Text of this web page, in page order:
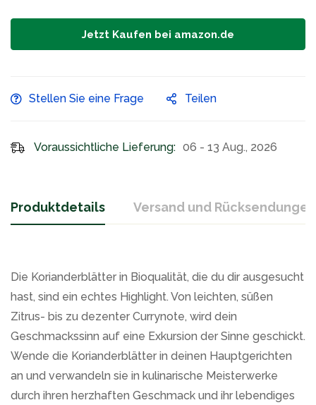
Jetzt Kaufen bei amazon.de
Stellen Sie eine Frage Teilen
Voraussichtliche Lieferung: 06 - 13 Aug., 2026
Produktdetails Versand und Rücksendungen
Die Korianderblätter in Bioqualität, die du dir ausgesucht
hast, sind ein echtes Highlight. Von leichten, süßen
Zitrus- bis zu dezenter Currynote, wird dein
Geschmackssinn auf eine Exkursion der Sinne geschickt.
Wende die Korianderblätter in deinen Hauptgerichten
an und verwandeln sie in kulinarische Meisterwerke
durch ihren herzhaften Geschmack und ihr lebendiges